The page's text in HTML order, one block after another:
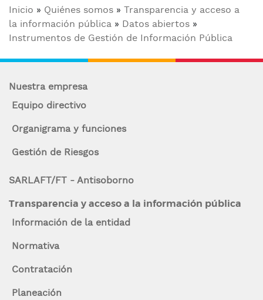
Sobrescribir
enlaces
de
ayuda
a
la
navegación
Inicio Quiénes somos
Transparencia y acceso a
la información pública
Datos abiertos
Instrumentos de Gestión de Información Pública
Nuestra empresa
Equipo directivo
Organigrama y funciones
Gestión de Riesgos
SARLAFT/FT - Antisoborno
Transparencia y acceso a la información pública
Información de la entidad
Normativa
Contratación
Planeación